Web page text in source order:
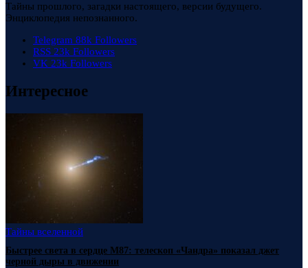
Тайны прошлого, загадки настоящего, версии будущего.
Энциклопедия непознанного.
Telegram 88k Followers
RSS 23k Followers
VK 23k Followers
Интересное
Тайны вселенной
Быстрее света в сердце М87: телескоп «Чандра» показал джет
черной дыры в движении